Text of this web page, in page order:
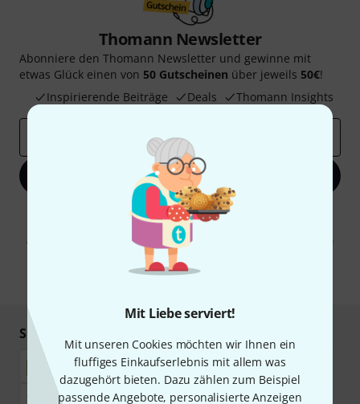
Mit Liebe serviert!
Mit unseren Cookies möchten wir Ihnen ein
fluffiges Einkaufserlebnis mit allem was
dazugehört bieten. Dazu zählen zum Beispiel
passende Angebote, personalisierte Anzeigen
Thomann Newsletter
Abonniere den Thomann Newsletter und gewinne mit
etwas Glück einen von 50 Gutscheinen über jeweils 50€!
Inspirierende Beiträge
Deals Thomann Insights
Jetzt anmelden
Mit Klick auf „Jetzt anmelden“ stimmen Sie dem Erhalt von E-Mail-
Werbung und einer Messung des E-Mail-Nutzungsverhaltens zu. Die
Abmeldung ist jederzeit möglich. Weitere Informationen finden Sie in
unserenDatenschutzhinweisen
* Pflichtfeld
Sicher einkaufen & bezahlen